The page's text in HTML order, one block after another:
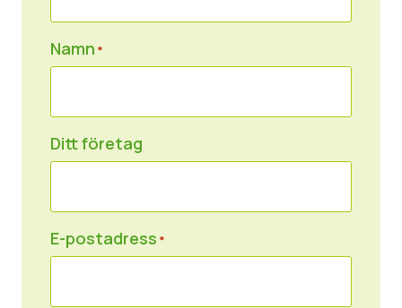
Pressmaterial
Namn *
Ditt företag
E-postadress *